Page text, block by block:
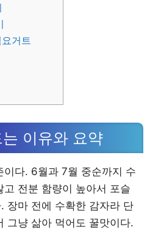
거트
이유와 요약
이다. 6월과 7월 중순까지 수
전분 함량이 높아서 포슬
장마 전에 수확한 감자라 단
그냥 삶아 먹어도 꿀맛이다.